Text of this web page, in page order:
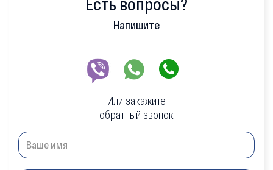
Напишите
Или закажите
обратный звонок